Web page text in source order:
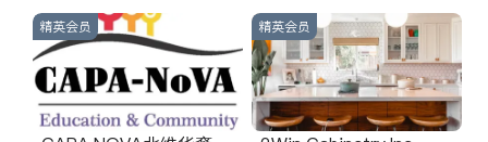
建筑合同、刑事案件全包办
信托/遗嘱
商业
索赔
律师-其它 保释
精英会员 精英会员